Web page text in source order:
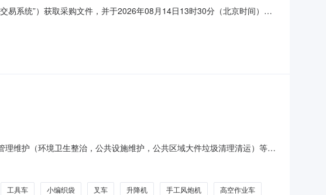
易系统”）获取采购文件，并于2026年08月14日13时30分（北京时间）前
接受联合体投标本项目（是/否）接受合同分包：采购包1：不同意分
维护（环境卫生整治，公共设施维护，公共区域大件垃圾清理清运）等服
技术工（水电氧割）天39320124803技术工（高空）天3038011400413
工具车 小编织袋 叉车 升降机 手工风炮机 高空作业车